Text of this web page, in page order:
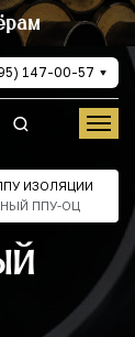
147-00-57
ИЗОЛЯЦИИ
ППУ-ОЦ